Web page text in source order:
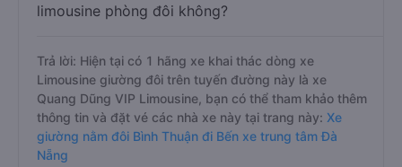
limousine phòng đôi không?
Trả lời: Hiện tại có 1 hãng xe khai thác dòng xe
Limousine giường đôi trên tuyến đường này là xe
Quang Dũng VIP Limousine, bạn có thể tham khảo thêm
thông tin và đặt vé các nhà xe này tại trang này: Xe
giường nằm đôi Bình Thuận đi Bến xe trung tâm Đà
Nẵng